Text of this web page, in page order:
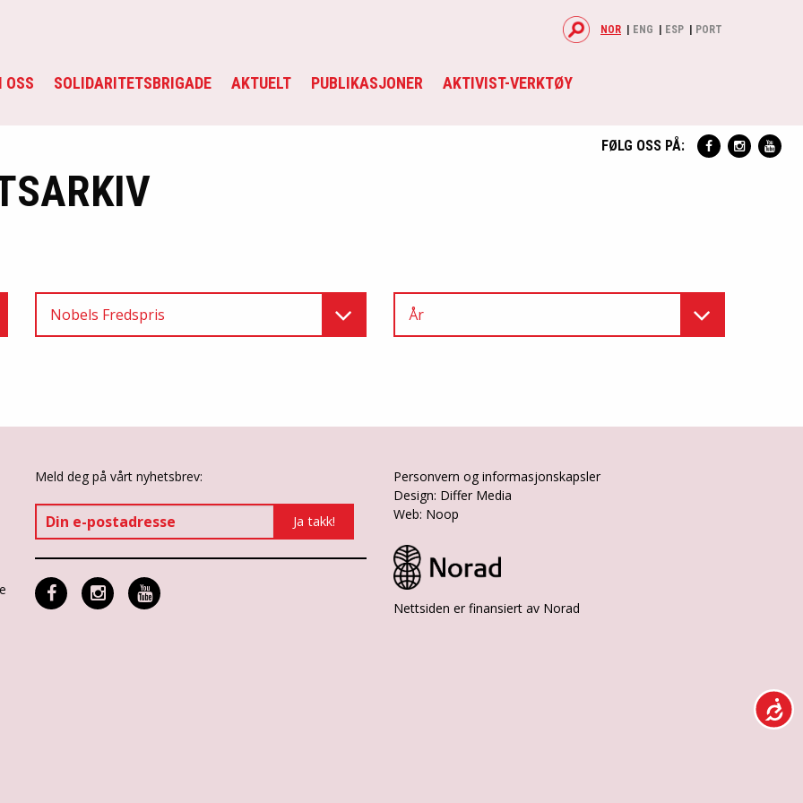
OSS SOLIDARITETSBRIGADE AKTUELT PUBLIKASJONER AKTIVIST-VERKTØY
NOR ENG ESP PORT
FØLG OSS PÅ:
Nobels Fredspris År
Meld deg på vårt nyhetsbrev:
Personvern og informasjonskapsler
Design: Differ Media
Web: Noop
Nettsiden er finansiert av Norad